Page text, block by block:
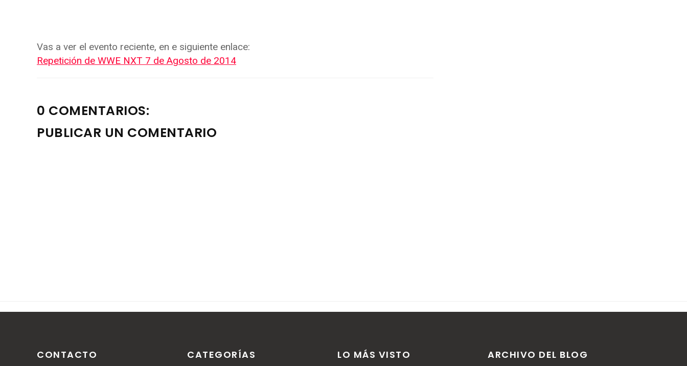
Vas a ver el evento reciente, en e siguiente enlace:
Repetición de WWE NXT 7 de Agosto de 2014
0 COMENTARIOS:
PUBLICAR UN COMENTARIO
CONTACTO CATEGORÍAS LO MÁS VISTO ARCHIVO DEL BLOG